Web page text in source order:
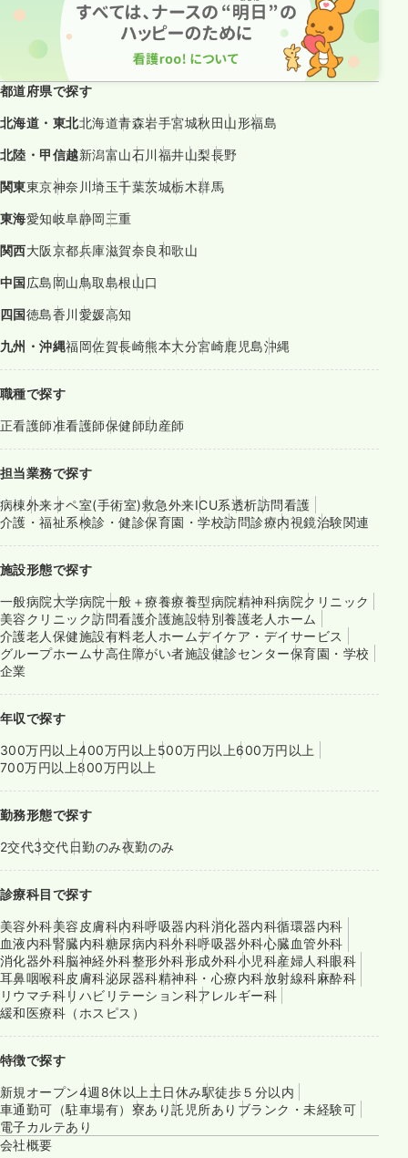
都道府県で探す
北海道・東北北海道青森岩手宮城秋田山形福島
北陸・甲信越新潟富山石川福井山梨長野
関東東京神奈川埼玉千葉茨城栃木群馬
東海愛知岐阜静岡三重
関西大阪京都兵庫滋賀奈良和歌山
中国広島岡山鳥取島根山口
四国徳島香川愛媛高知
九州・沖縄福岡佐賀長崎熊本大分宮崎鹿児島沖縄
職種で探す
正看護師准看護師保健師助産師
担当業務で探す
病棟外来オペ室(手術室)救急外来ICU系透析訪問看護
介護・福祉系検診・健診保育園・学校訪問診療内視鏡治験関連
施設形態で探す
一般病院大学病院一般＋療養療養型病院精神科病院クリニック
美容クリニック訪問看護介護施設特別養護老人ホーム
介護老人保健施設有料老人ホームデイケア・デイサービス
グループホームサ高住障がい者施設健診センター保育園・学校
企業
年収で探す
300万円以上400万円以上 500万円以上600万円以上
700万円以上800万円以上
勤務形態で探す
2交代3交代日勤のみ夜勤のみ
診療科目で探す
美容外科美容皮膚科内科呼吸器内科消化器内科循環器内科
血液内科腎臓内科糖尿病内科外科呼吸器外科心臓血管外科
消化器外科脳神経外科整形外科形成外科小児科産婦人科眼科
耳鼻咽喉科皮膚科泌尿器科精神科・心療内科放射線科麻酔科
リウマチ科リハビリテーション科アレルギー科
緩和医療科（ホスピス）
特徴で探す
新規オープン4週8休以上 土日休み駅徒歩５分以内
車通勤可（駐車場有） 寮あり託児所あり ブランク・未経験可
電子カルテあり
会社概要